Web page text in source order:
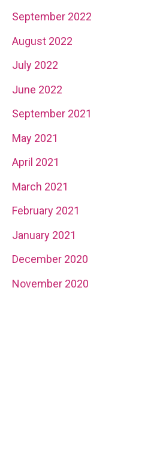
September 2022
August 2022
July 2022
June 2022
September 2021
May 2021
April 2021
March 2021
February 2021
January 2021
December 2020
November 2020